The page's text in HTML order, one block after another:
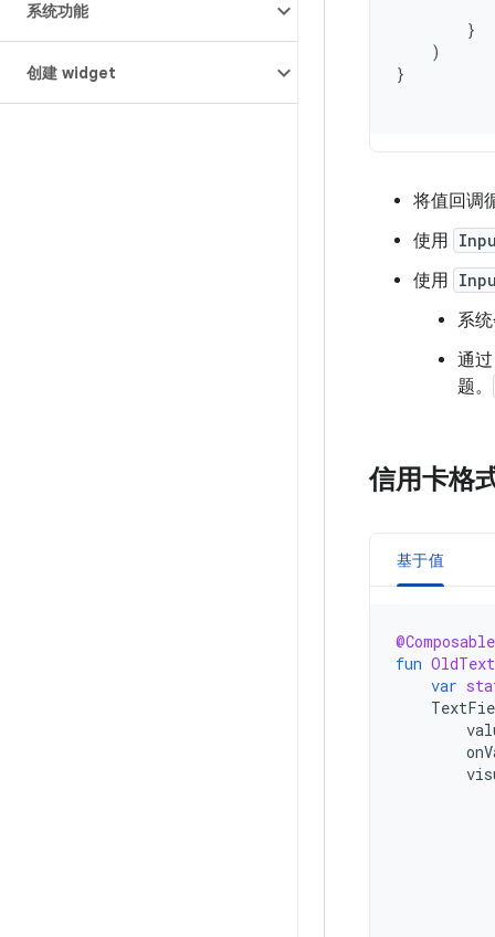
系统功能
创建 widget
}
)
}
将值回调
使用
使用
系
通
题。
信用卡格
基于值
@Composable
fun
var